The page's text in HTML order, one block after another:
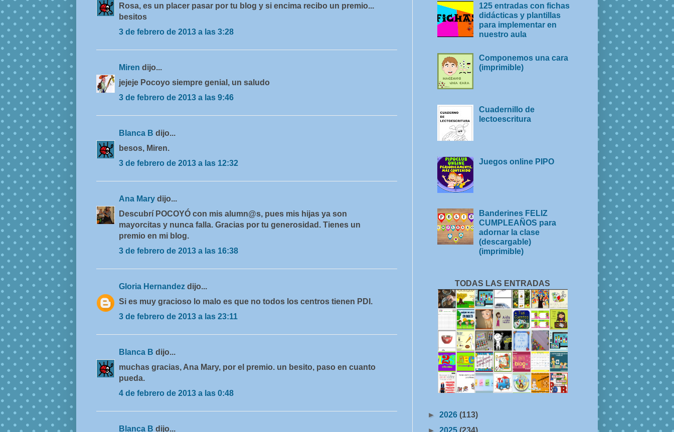
Rosa, es un placer pasar por tu blog y si encima recibo un premio...
besitos
3 de febrero de 2013 a las 3:28
Miren dijo...
jejeje Pocoyo siempre genial, un saludo
3 de febrero de 2013 a las 9:46
Blanca B dijo...
besos, Miren.
3 de febrero de 2013 a las 12:32
Ana Mary dijo...
Descubrí POCOYÓ con mis alumn@s, pues mis hijas ya son
mayorcitas y nunca falla. Gracias por tu generosidad. Tienes un
premio en mi blog.
3 de febrero de 2013 a las 16:38
Gloria Hernandez dijo...
Si es muy gracioso lo malo es que no todos los centros tienen PDI.
3 de febrero de 2013 a las 23:11
Blanca B dijo...
muchas gracias, Ana Mary, por el premio. un besito, paso en cuanto
pueda.
4 de febrero de 2013 a las 0:48
Blanca B dijo...
125 entradas con fichas
didácticas y plantillas
para implementar en
nuestro aula
Componemos una cara
(imprimible)
Cuadernillo de
lectoescritura
Juegos online PIPO
Banderines FELIZ
CUMPLEAÑOS para
adornar la clase
(descargable)
(imprimible)
TODAS LAS ENTRADAS
► 2026 (113)